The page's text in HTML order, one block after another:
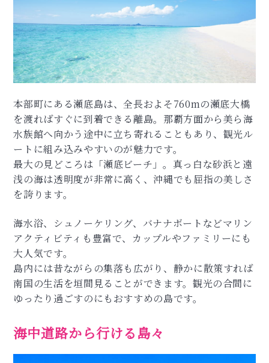
本部町にある瀬底島は、全長およそ760mの瀬底大橋
を渡ればすぐに到着できる離島。那覇方面から美ら海
水族館へ向かう途中に立ち寄れることもあり、観光ル
ートに組み込みやすいのが魅力です。
最大の見どころは「瀬底ビーチ」。真っ白な砂浜と遠
浅の海は透明度が非常に高く、沖縄でも屈指の美しさ
を誇ります。
海水浴、シュノーケリング、バナナボートなどマリン
アクティビティも豊富で、カップルやファミリーにも
大人気です。
島内には昔ながらの集落も広がり、静かに散策すれば
南国の生活を垣間見ることができます。観光の合間に
ゆったり過ごすのにもおすすめの島です。
海中道路から行ける島々